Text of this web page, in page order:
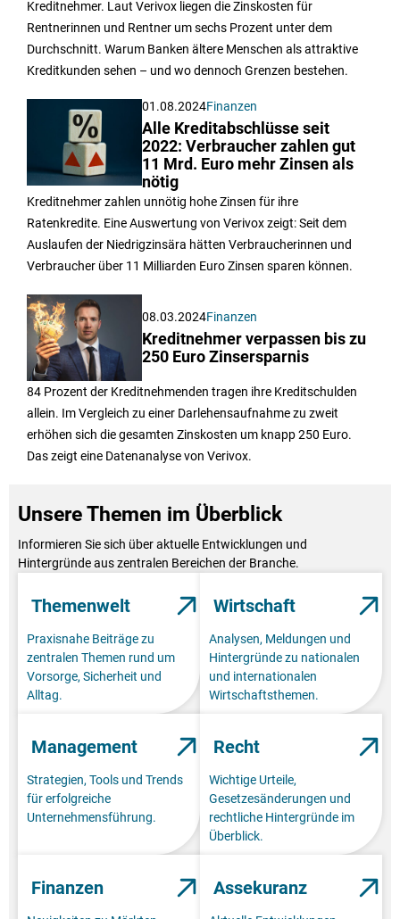
Kreditnehmer. Laut Verivox liegen die Zinskosten für
Rentnerinnen und Rentner um sechs Prozent unter dem
Durchschnitt. Warum Banken ältere Menschen als attraktive
Kreditkunden sehen – und wo dennoch Grenzen bestehen.
01.08.2024Finanzen
Alle Kreditabschlüsse seit
2022: Verbraucher zahlen gut
11 Mrd. Euro mehr Zinsen als
nötig
Kreditnehmer zahlen unnötig hohe Zinsen für ihre
Ratenkredite. Eine Auswertung von Verivox zeigt: Seit dem
Auslaufen der Niedrigzinsära hätten Verbraucherinnen und
Verbraucher über 11 Milliarden Euro Zinsen sparen können.
08.03.2024Finanzen
Kreditnehmer verpassen bis zu
250 Euro Zinsersparnis
84 Prozent der Kreditnehmenden tragen ihre Kreditschulden
allein. Im Vergleich zu einer Darlehensaufnahme zu zweit
erhöhen sich die gesamten Zinskosten um knapp 250 Euro.
Das zeigt eine Datenanalyse von Verivox.
Unsere Themen im Überblick
Informieren Sie sich über aktuelle Entwicklungen und
Hintergründe aus zentralen Bereichen der Branche.
Themenwelt
Praxisnahe Beiträge zu
zentralen Themen rund um
Vorsorge, Sicherheit und
Alltag.
Wirtschaft
Analysen, Meldungen und
Hintergründe zu nationalen
und internationalen
Wirtschaftsthemen.
Management
Strategien, Tools und Trends
für erfolgreiche
Unternehmensführung.
Recht
Wichtige Urteile,
Gesetzesänderungen und
rechtliche Hintergründe im
Überblick.
Finanzen Assekuranz